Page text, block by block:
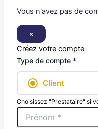
Vous n'avez pas de
×
Créez votre compte
Type de compte *
Client
Choisissez "Prestataire" si